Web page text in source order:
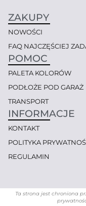
ZAKUPY
NOWOŚCI
FAQ NAJCZĘŚCIEJ
POMOC
PALETA KOLORÓW
PODŁOŻE POD GARAŻ
TRANSPORT
INFORMACJE
KONTAKT
POLITYKA
REGULAMIN
Ta strona jest chroniona